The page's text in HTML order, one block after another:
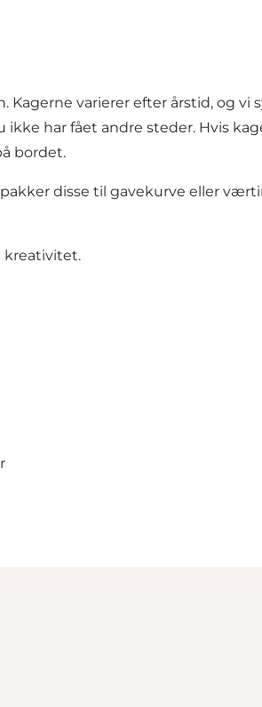
varierer efter årstid, og vi
har fået andre steder. Hvis
bordet.
disse til gavekurve eller
kreativitet.